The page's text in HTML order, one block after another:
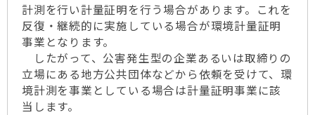
計測を行い計量証明を行う場合があります。これを
反復・継続的に実施している場合が環境計量証明
事業となります。
したがって、公害発生型の企業あるいは取締りの
立場にある地方公共団体などから依頼を受けて、環
境計測を事業としている場合は計量証明事業に該
当します。